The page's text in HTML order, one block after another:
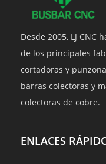
Desde 2005, LJ
de los principales
cortadoras y
barras colectoras y
colectoras de cobre.
ENLACES